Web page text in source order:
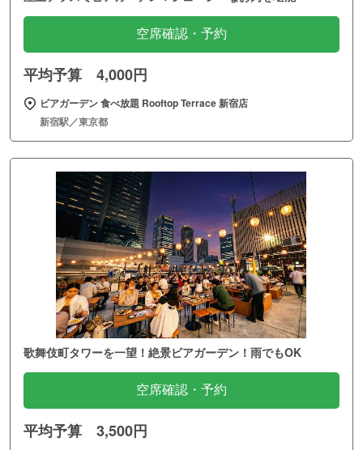
空席確認・予約
平均予算 4,000円
ビアガーデン 食べ放題 Rooftop Terrace 新宿店
新宿駅／東京都
歌舞伎町タワーを一望！絶景ビアガーデン！雨でもOK
空席確認・予約
平均予算 3,500円